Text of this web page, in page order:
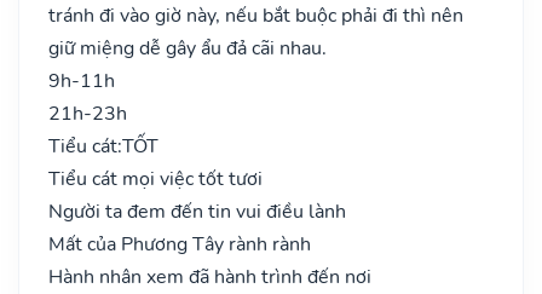
tránh đi vào giờ này, nếu bắt buộc phải đi thì nên
giữ miệng dễ gây ẩu đả cãi nhau.
9h-11h
21h-23h
Tiểu cát:TỐT
Tiểu cát mọi việc tốt tươi
Người ta đem đến tin vui điều lành
Mất của Phương Tây rành rành
Hành nhân xem đã hành trình đến nơi